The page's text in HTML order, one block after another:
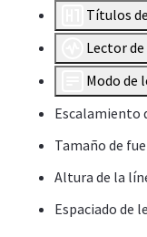
Títulos
Lector
Modo de
Escalamiento
Tamaño de
Altura de la
Espaciado de